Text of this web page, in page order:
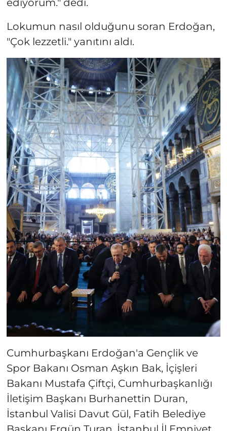
ediyorum." dedi.
Lokumun nasıl olduğunu soran Erdoğan,
"Çok lezzetli." yanıtını aldı.
Cumhurbaşkanı Erdoğan'a Gençlik ve
Spor Bakanı Osman Aşkın Bak, İçişleri
Bakanı Mustafa Çiftçi, Cumhurbaşkanlığı
İletişim Başkanı Burhanettin Duran,
İstanbul Valisi Davut Gül, Fatih Belediye